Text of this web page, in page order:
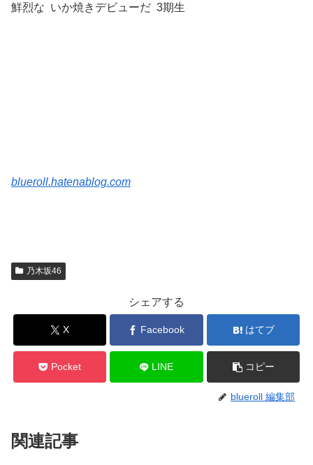
鮮烈な いか焼きデビューだ 3期生
blueroll.hatenablog.com
乃木坂46
シェアする
X Facebook はてブ
Pocket LINE コピー
blueroll 編集部
関連記事